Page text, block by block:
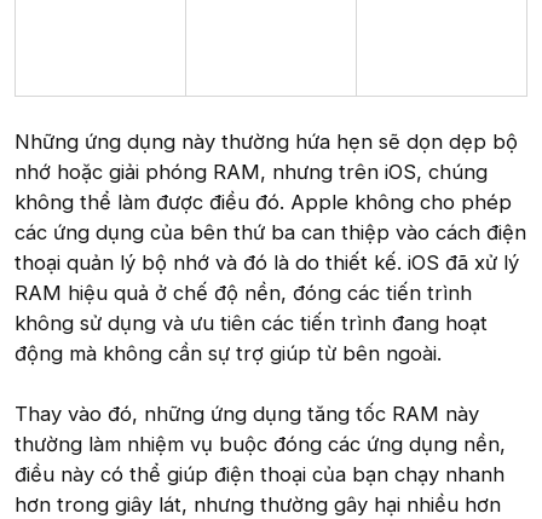
Những ứng dụng này thường hứa hẹn sẽ dọn dẹp bộ
nhớ hoặc giải phóng RAM, nhưng trên iOS, chúng
không thể làm được điều đó. Apple không cho phép
các ứng dụng của bên thứ ba can thiệp vào cách điện
thoại quản lý bộ nhớ và đó là do thiết kế. iOS đã xử lý
RAM hiệu quả ở chế độ nền, đóng các tiến trình
không sử dụng và ưu tiên các tiến trình đang hoạt
động mà không cần sự trợ giúp từ bên ngoài.
Thay vào đó, những ứng dụng tăng tốc RAM này
thường làm nhiệm vụ buộc đóng các ứng dụng nền,
điều này có thể giúp điện thoại của bạn chạy nhanh
hơn trong giây lát, nhưng thường gây hại nhiều hơn